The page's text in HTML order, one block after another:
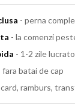
- perna
- la comenzi
- 1-2 zile
fara batai de cap
card, ramburs,